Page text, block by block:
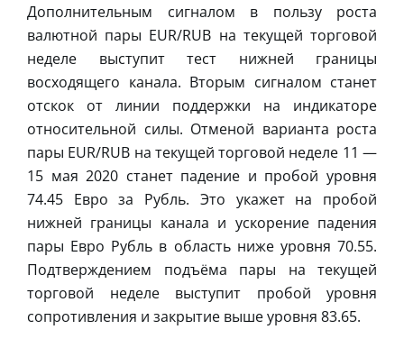
Дополнительным сигналом в пользу роста
валютной пары EUR/RUB на текущей торговой
неделе выступит тест нижней границы
восходящего канала. Вторым сигналом станет
отскок от линии поддержки на индикаторе
относительной силы. Отменой варианта роста
пары EUR/RUB на текущей торговой неделе 11 —
15 мая 2020 станет падение и пробой уровня
74.45 Евро за Рубль. Это укажет на пробой
нижней границы канала и ускорение падения
пары Евро Рубль в область ниже уровня 70.55.
Подтверждением подъёма пары на текущей
торговой неделе выступит пробой уровня
сопротивления и закрытие выше уровня 83.65.